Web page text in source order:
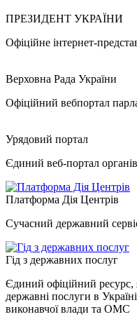
ПРЕЗИДЕНТ УКРАЇНИ
Офіційне інтернет-
Верховна Рада України
Офіційний вебпортал
Урядовий портал
Єдиний веб-портал
Платформа Дія Центрів
Сучасний державний
Гід з державних послуг
Єдиний офіційний ресурс,
державні послуги в
виконавчої влади та ОМС